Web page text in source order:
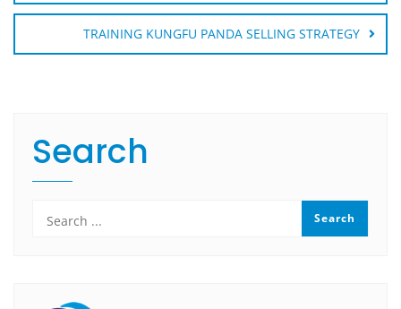
TRAINING KUNGFU PANDA SELLING STRATEGY
Search